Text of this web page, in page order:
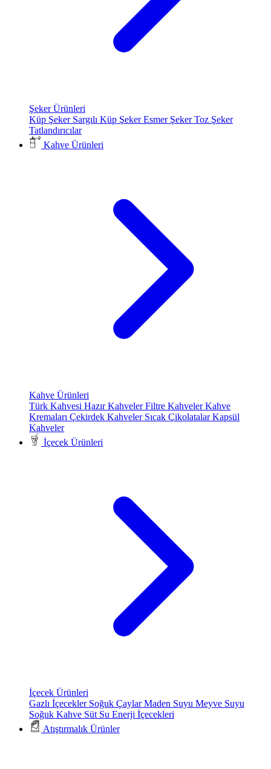
Şeker Ürünleri
Küp Şeker Sargılı Küp ŞekerEsmer ŞekerToz Şeker
Tatlandırıcılar
Kahve Ürünleri
Kahve Ürünleri
Türk Kahvesi Hazır KahvelerFiltre KahvelerKahve
Kremaları Çekirdek Kahveler Sıcak ÇikolatalarKapsül
Kahveler
İçecek Ürünleri
İçecek Ürünleri
Gazlı İçecekler Soğuk ÇaylarMaden Suyu Meyve Suyu
Soğuk Kahve Süt Su Enerji İçecekleri
Atıştırmalık Ürünler